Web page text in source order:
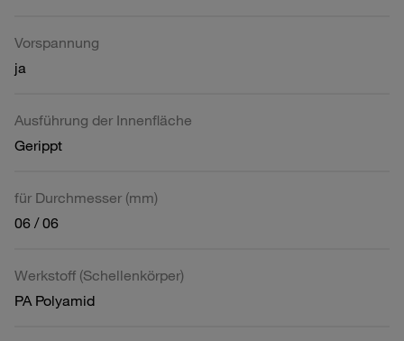
Vorspannung
ja
Ausführung der Innenfläche
Gerippt
für Durchmesser (mm)
06 / 06
Werkstoff (Schellenkörper)
PA Polyamid